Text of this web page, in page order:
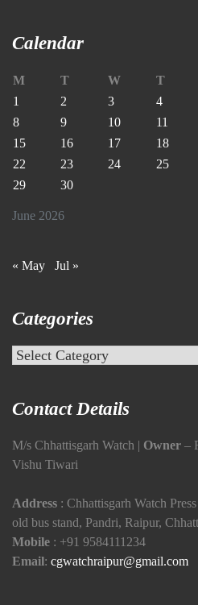
Calendar
June 2026
M T W T
1
2 3 4
8
9 10 11
15
16 17 18
22
23 24 25
29
30
« May Jul »
Categories
Categories
Contact Details
M/s Chhattisgarh Watch | Owner –
Vishu Tiwari
Address : Chhattisgarh Watch
old bus stand, Pandri, Raipur,
Mobile : +91 9584111234
Email: cgwatchraipur@gmail.com